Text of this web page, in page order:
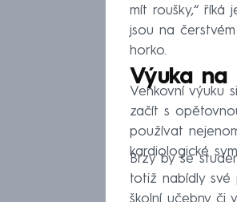
mít roušky,“ říká
jsou na
horko.
Výuka na
Venkovní výuku
začít s
používat
kardiologické
Brzy by se
totiž nabídly své
školní učebny či